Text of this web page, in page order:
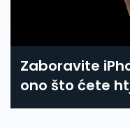
Zaboravite
ono što ćete